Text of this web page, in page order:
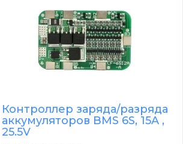
Контроллер заряда/разряда
аккумуляторов BMS 6S, 15A ,
25.5V